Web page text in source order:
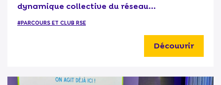
dynamique collective du réseau...
#PARCOURS ET CLUB RSE
Découvrir